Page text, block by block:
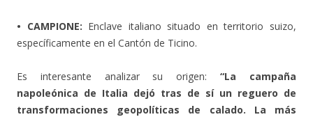
• CAMPIONE: Enclave italiano situado en territorio suizo,
específicamente en el Cantón de Ticino.
Es interesante analizar su origen:“La campaña
napoleónica de Italia dejó tras de sí un reguero de
transformaciones geopolíticas de calado. La más